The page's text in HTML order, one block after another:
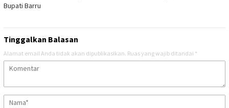
Bupati Barru
Tinggalkan Balasan
Alamat email Anda tidak akan dipublikasikan. Ruas yang wajib ditandai *